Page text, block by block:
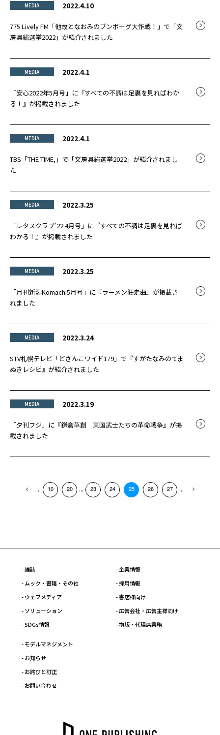
MEDIA 2022.4.10
775 Lively FM「他故となおみのブンボーグ大作戦！」で「文
房具総選挙2022」が紹介されました
MEDIA 2022.4.1
「安心2022年5月号」に『すべての不調は足裏を見ればわか
る！』が掲載されました
MEDIA 2022.4.1
TBS「THE TIME,」で「文房具総選挙2022」が紹介されまし
た
MEDIA 2022.3.25
「レタスクラブ’22 4月号」に『すべての不調は足裏を見れば
わかる！』が掲載されました
MEDIA 2022.3.25
「月刊新潟Komachi5月号」に『ラーメン狂走曲』が掲載さ
れました
MEDIA 2022.3.24
STV札幌テレビ「どさんこワイド179」で『すがたなみのてま
ぬきレシピ』が紹介されました
MEDIA 2022.3.19
「夕刊フジ」に『鎌倉草創 東国武士たちの革命戦争』が掲
載されました
... 10 20 ... 23 24 25 26 27 ...
- 雑誌
- ムック・書籍・その他
- ウェブメディア
- ソリューション
- SDGs情報
- 企業情報
- 採用情報
- 書店様向け
- 広告会社・広告主様向け
- 物販・代理店業務
- モデルマネジメント
- お知らせ
- お詫びと訂正
- お問い合わせ